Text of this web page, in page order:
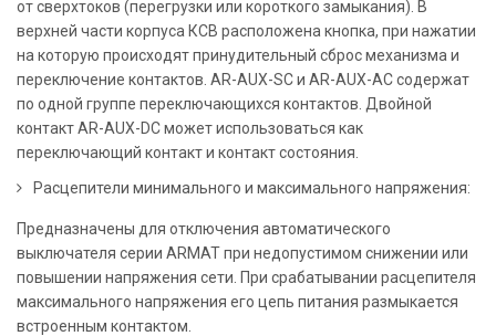
от сверхтоков (перегрузки или короткого замыкания). В
верхней части корпуса КСВ расположена кнопка, при нажатии
на которую происходят принудительный сброс механизма и
переключение контактов. AR-AUX-SC и AR-AUX-AC содержат
по одной группе переключающихся контактов. Двойной
контакт AR-AUX-DC может использоваться как
переключающий контакт и контакт состояния.
Расцепители минимального и максимального напряжения:
Предназначены для отключения автоматического
выключателя серии ARMAT при недопустимом снижении или
повышении напряжения сети. При срабатывании расцепителя
максимального напряжения его цепь питания размыкается
встроенным контактом.